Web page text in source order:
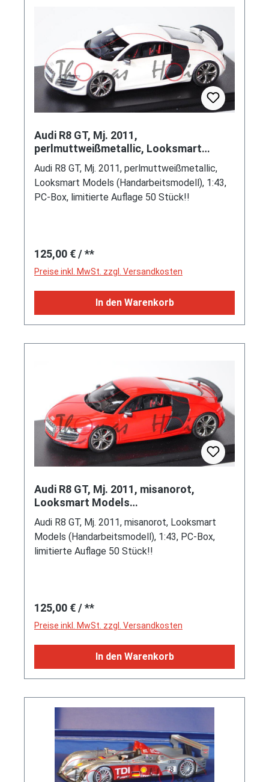
Audi R8 GT, Mj. 2011,
perlmuttweißmetallic, Looksmart
Models (Handarbeitsmodell), 1:43, PC-
Box, limi
Audi R8 GT, Mj. 2011, perlmuttweißmetallic,
Looksmart Models (Handarbeitsmodell), 1:43,
PC-Box, limitierte Auflage 50 Stück!!
Regulärer Preis:
125,00 €/ **
Preise inkl. MwSt. zzgl. Versandkosten
In den Warenkorb
Audi R8 GT, Mj. 2011, misanorot,
Looksmart Models
(Handarbeitsmodell), 1:43, PC-Box,
limitierte Aufl
Audi R8 GT, Mj. 2011, misanorot, Looksmart
Models (Handarbeitsmodell), 1:43, PC-Box,
limitierte Auflage 50 Stück!!
Regulärer Preis:
125,00 €/ **
Preise inkl. MwSt. zzgl. Versandkosten
In den Warenkorb